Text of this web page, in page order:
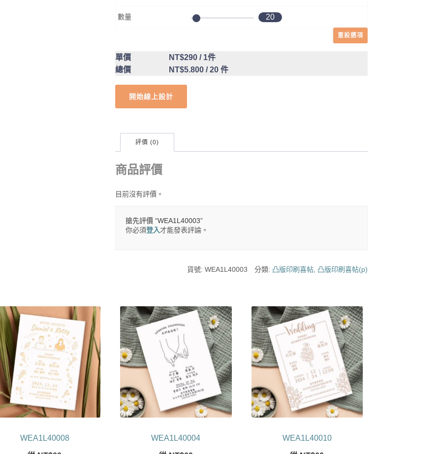
數量 20
重設選項
單價 NT$290 / 1件
總價
NT$5.800 / 20 件
開始線上設計
評價 (0)
商品評價
目前沒有評價。
搶先評價 “WEA1L40003”
你必須登入才能發表評論。
貨號:WEA1L40003 分類: 凸版印刷喜帖 凸版印刷喜帖(p)
WEA1L40008 WEA1L40004 WEA1L40010